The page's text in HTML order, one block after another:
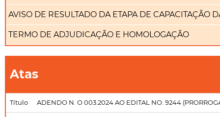
AVISO DE RESULTADO DA ETAPA DE CAPACITAÇÃO
TERMO DE ADJUDICAÇÃO E HOMOLOGAÇÃO
Atas
Título ADENDO N. O 003.2024 AO EDITAL NO. 9244